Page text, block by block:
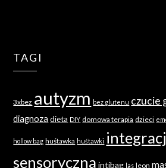
TAGI
3xbez autyzm bez glutenu czucie
diagnoza dieta DIY domowa terapia dzieci
hollow bag huśtawka huśtawki
sensoryczna intibag las leon